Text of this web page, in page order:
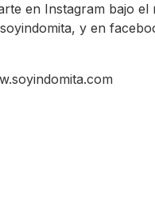
en Instagram bajo el
y en